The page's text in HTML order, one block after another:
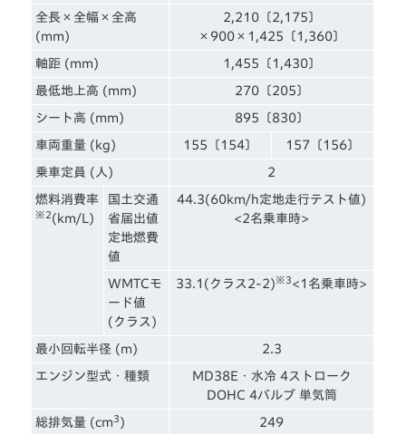
全長×全幅×全高
(mm)
2,210〔2,175〕
×900×1,425〔1,360〕
軸距 (mm) 1,455〔1,430〕
最低地上高 (mm) 270〔205〕
シート高 (mm) 895〔830〕
車両重量 (kg) 155〔154〕 157〔156〕
乗車定員 (人) 2
燃料消費率
※2 (km/L)
国土交通
省届出値
定地燃費
値
44.3(60km/h定地走行テスト値)
<2名乗車時>
WMTCモ
ード値
(クラス)
33.1(クラス2-2) ※3 <1名乗車時>
最小回転半径 (m) 2.3
エンジン型式・種類
MD38E・水冷 4ストローク
DOHC 4バルブ 単気筒
総排気量 (cm 3 ) 249